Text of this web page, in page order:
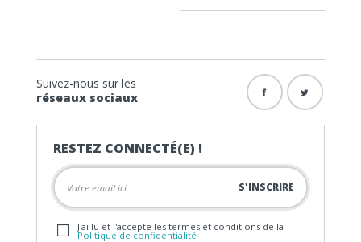
Suivez-nous sur les
réseaux sociaux
RESTEZ CONNECTÉ(E) !
J'ai lu et j'accepte les termes et conditions de la
Politique de confidentialité